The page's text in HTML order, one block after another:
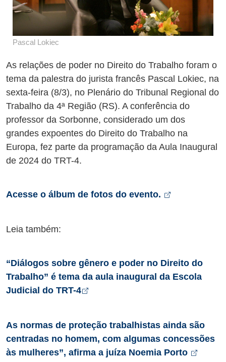
Pascal Lokiec
As relações de poder no Direito do Trabalho foram o
tema da palestra do jurista francês Pascal Lokiec, na
sexta-feira (8/3), no Plenário do Tribunal Regional do
Trabalho da 4ª Região (RS). A conferência do
professor da Sorbonne, considerado um dos
grandes expoentes do Direito do Trabalho na
Europa, fez parte da programação da Aula Inaugural
de 2024 do TRT-4.
Acesse o álbum de fotos do evento. Abre em
Leia também:
“Diálogos sobre gênero e poder no Direito do
Trabalho” é tema da aula inaugural da Escola
Judicial do TRT-4
Abre em nova aba
As normas de proteção trabalhistas ainda são
centradas no homem, com algumas concessões
às mulheres”, afirma a juíza Noemia Porto
Abre